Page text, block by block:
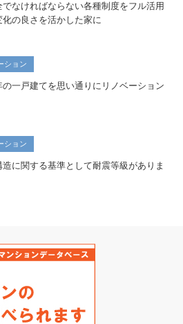
でなければならない各種制度をフル活用
化の良さを活かした家に
ション
の一戸建てを思い通りにリノベーション
ション
造に関する基準として耐震等級がありま